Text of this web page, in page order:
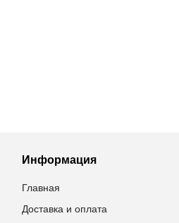
Информация
Главная
Доставка и оплата